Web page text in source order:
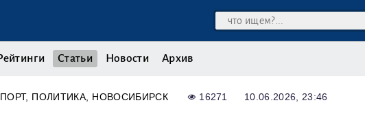
Статьи Новости Архив
ПОЛИТИКА НОВОСИБИРСК 16271 10.06.2026, 23:46